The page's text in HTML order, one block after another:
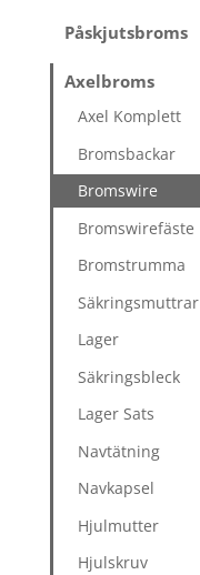
Påskjutsbroms
Axelbroms
Axel Komplett
Bromsbackar
Bromswire
Bromswirefäste
Bromstrumma
Säkringsmuttrar
Lager
Säkringsbleck
Lager Sats
Navtätning
Navkapsel
Hjulmutter
Hjulskruv